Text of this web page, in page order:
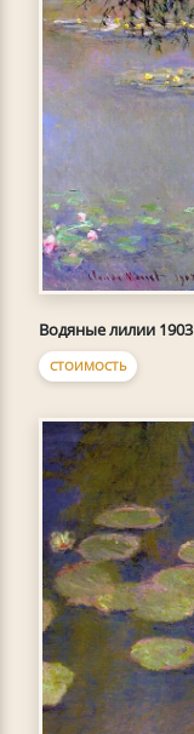
Водяные лилии 1903
СТОИМОСТЬ